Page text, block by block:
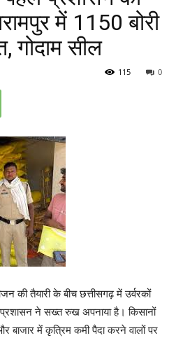
में 1150 बोरी
गोदाम सील
0
115
की तैयारी के बीच छत्तीसगढ़ में उर्वरकों
प्रशासन ने सख्त रुख अपनाया है। किसानों
में कृत्रिम कमी पैदा करने वालों पर